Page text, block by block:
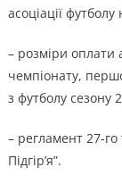
асоціації
– розміри оплати
чемпіонату,
з футболу сезону
– регламент 27-го
Підгір’я”.